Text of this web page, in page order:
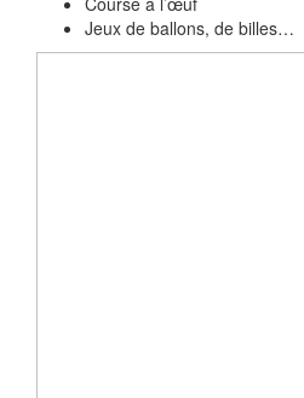
Jeux de ballons, de billes…